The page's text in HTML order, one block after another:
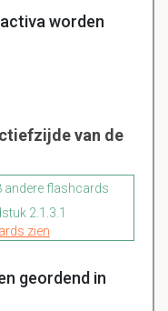
worden
van de
andere flashcards
2.1.3.1
zien
geordend in